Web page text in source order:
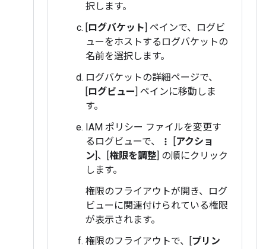
択します。
[ログバケット] ペインで、ログビ
ューをホストするログバケットの
名前を選択します。
ログバケットの詳細ページで、
[ログビュー] ペインに移動しま
す。
IAM ポリシー ファイルを変更す
るログビューで、
more_vert [アクショ
ン]、[権限を調整] の順にクリック
します。
権限のフライアウトが開き、ログ
ビューに関連付けられている権限
が表示されます。
権限のフライアウトで、[プリン